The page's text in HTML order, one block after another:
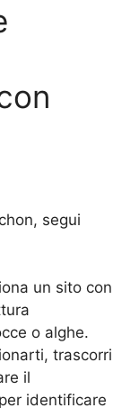
segui
un sito con
o alghe.
trascorri
il
identificare